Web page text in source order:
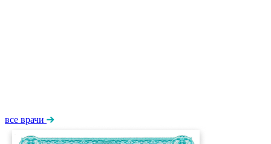
все врачи